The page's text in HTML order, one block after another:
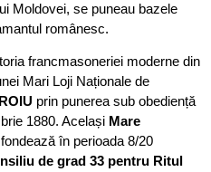
Moldovei, se puneau bazele
românesc.
francmasoneriei moderne din
Mari Loji Naționale de
prin punerea sub obediență
1880. Același Mare
în perioada 8/20
de grad 33 pentru Ritul